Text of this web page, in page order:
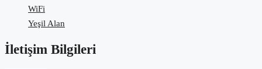
WiFi
Yeşil Alan
İletişim Bilgileri